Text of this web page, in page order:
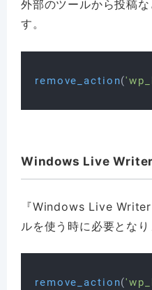
外部のツールから投稿
す。
remove_action(
Windows Live Writer
『Windows Live
ルを使う時に必要となり
remove_action(